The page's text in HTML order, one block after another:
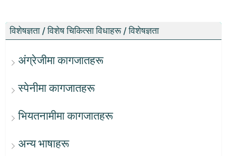
विशेषज्ञता / विशेष चिकित्सा विधाहरू / विशेषज्ञता
अंग्रेजीमा कागजातहरू
स्पेनीमा कागजातहरू
भियतनामीमा कागजातहरू
अन्य भाषाहरू